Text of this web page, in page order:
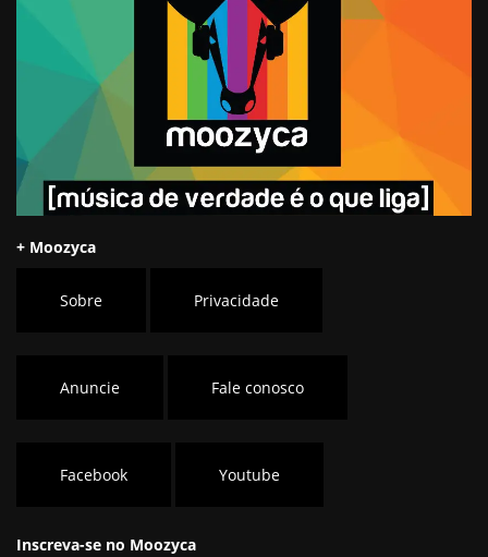
+ Moozyca
Sobre Privacidade
Anuncie Fale conosco
Facebook Youtube
Inscreva-se no Moozyca